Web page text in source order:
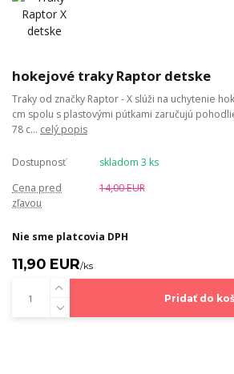
hokejové traky Raptor detske
Traky od značky Raptor - X slúži na uchytenie
cm spolu s plastovými pútkami zaručujú
78 c... celý popis
Dostupnosť
skladom 3 ks
Cena pred
zľavou
14,00 EUR
Nie sme platcovia DPH
11,90 EUR/ks
Pridať do